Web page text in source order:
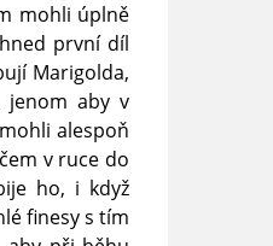
mohli úplně
první díl
Marigolda,
jenom aby v
alespoň
v ruce do
ho, i když
finesy s tím